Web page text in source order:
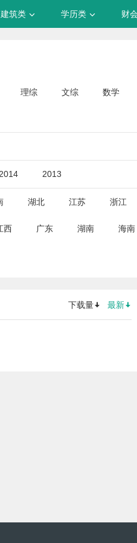
建筑类 学历类 财
理综 文综 数学
2014 2013
湖北 江苏 浙江
西 广东 湖南 海南
下载量 最新